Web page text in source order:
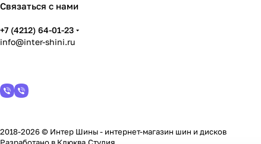
Связаться с нами
+7 (4212) 64-01-23
info@inter-shini.ru
2018-2026 © Интер Шины - интернет-магазин шин и дисков